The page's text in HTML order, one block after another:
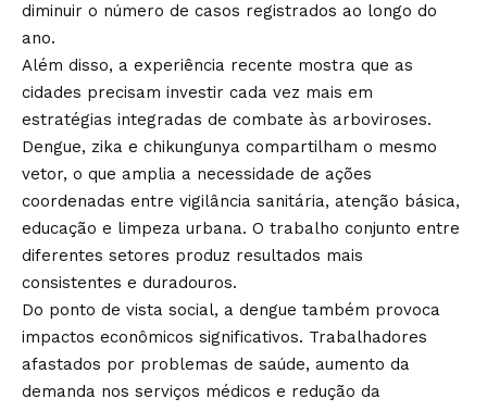
diminuir o número de casos registrados ao longo do
ano.
Além disso, a experiência recente mostra que as
cidades precisam investir cada vez mais em
estratégias integradas de combate às arboviroses.
Dengue, zika e chikungunya compartilham o mesmo
vetor, o que amplia a necessidade de ações
coordenadas entre vigilância sanitária, atenção básica,
educação e limpeza urbana. O trabalho conjunto entre
diferentes setores produz resultados mais
consistentes e duradouros.
Do ponto de vista social, a dengue também provoca
impactos econômicos significativos. Trabalhadores
afastados por problemas de saúde, aumento da
demanda nos serviços médicos e redução da